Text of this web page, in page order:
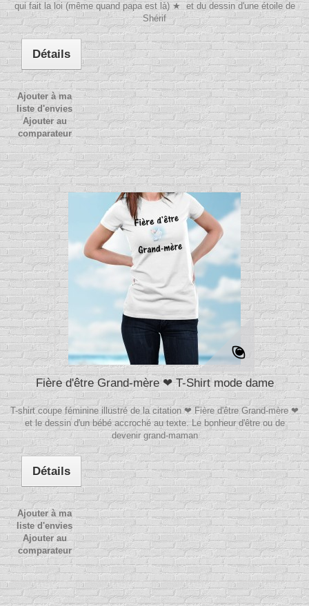
qui fait la loi (même quand papa est là) ★ et du dessin d'une étoile de
Shérif
Détails
Ajouter à ma
liste d'envies
Ajouter au
comparateur
Fière d'être Grand-mère ❤ T-Shirt mode dame
T-shirt coupe féminine illustré de la citation ❤ Fière d'être Grand-mère ❤
et le dessin d'un bébé accroché au texte. Le bonheur d'être ou de
devenir grand-maman
Détails
Ajouter à ma
liste d'envies
Ajouter au
comparateur